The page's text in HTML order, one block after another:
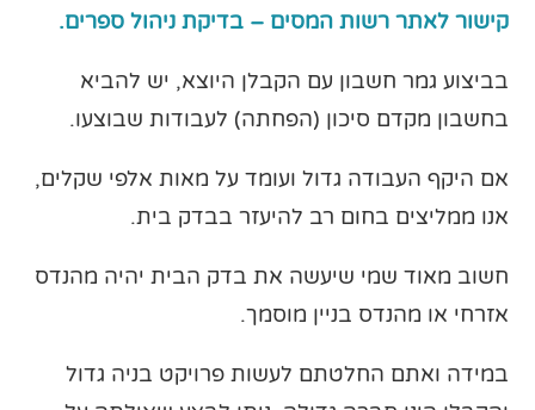
קישור לאתר רשות המסים – בדיקת ניהול ספרים.
בביצוע גמר חשבון עם הקבלן היוצא, יש להביא
בחשבון מקדם סיכון (הפחתה) לעבודות שבוצעו.
אם היקף העבודה גדול ועומד על מאות אלפי שקלים,
אנו ממליצים בחום רב להיעזר בבדק בית.
חשוב מאוד שמי שיעשה את בדק הבית יהיה מהנדס
אזרחי או מהנדס בניין מוסמך.
במידה ואתם החלטתם לעשות פרויקט בניה גדול